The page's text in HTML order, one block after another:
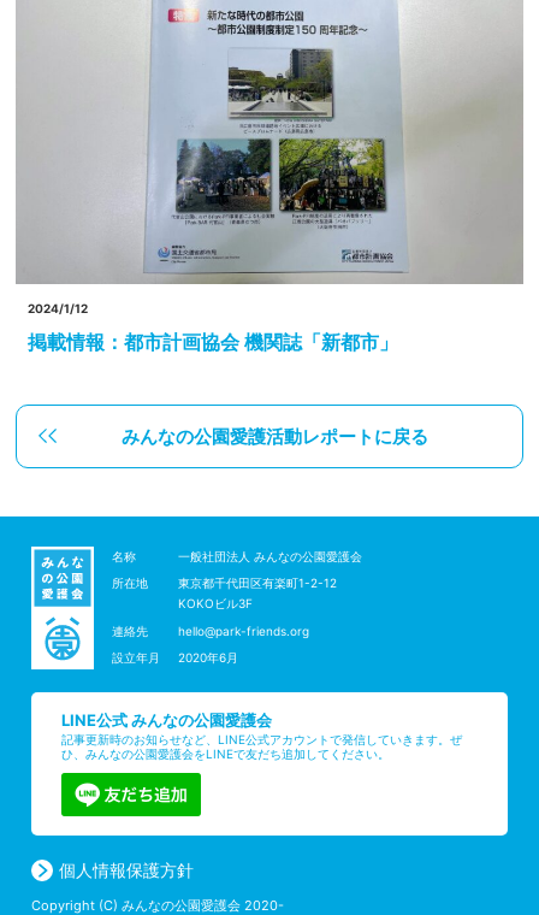
2024/1/12
掲載情報：都市計画協会 機関誌「新都市」
みんなの公園愛護活動レポートに戻る
名称
一般社団法人 みんなの公園愛護会
所在地
東京都千代田区有楽町1-2-12
KOKOビル3F
連絡先
hello@park-friends.org
設立年月
2020年6月
LINE公式 みんなの公園愛護会
記事更新時のお知らせなど、LINE公式アカウントで発信していきます。ぜ
ひ、みんなの公園愛護会をLINEで友だち追加してください。
個人情報保護方針
Copyright (C) みんなの公園愛護会 2020-